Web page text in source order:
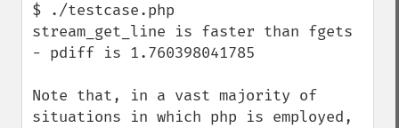
$ ./testcase.php
stream_get_line is faster than fgets
- pdiff is 1.760398041785
Note that, in a vast majority of
situations in which php is employed,